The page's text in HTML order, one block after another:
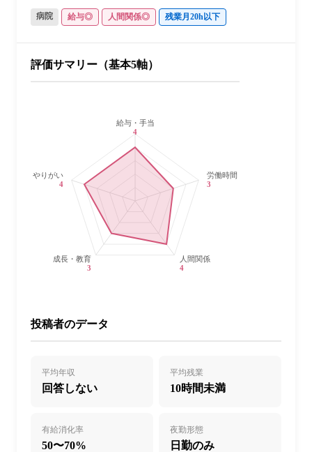
病院 給与◎ 人間関係◎ 残業月20h以下
評価サマリー（基本5軸）
給与・手当
4
労働時間・休日
3
人間関係
4
成長・教育
3
やりがい
4
投稿者のデータ
平均年収
回答しない
平均残業
10時間未満
有給消化率
50〜70%
夜勤形態
日勤のみ